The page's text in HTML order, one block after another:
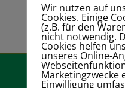
Wir nutzen auf
Cookies. Einige
(z.B. für den
nicht notwendig.
Cookies helfen
unseres Online-
Marketingzwecke
Einwilligung